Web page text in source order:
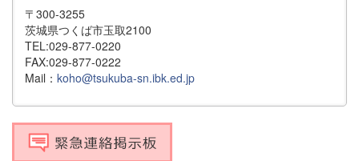
〒300-3255
茨城県つくば市玉取2100
TEL:029-877-0220
FAX:029-877-0222
Mail： koho@tsukuba-sn.ibk.ed.jp